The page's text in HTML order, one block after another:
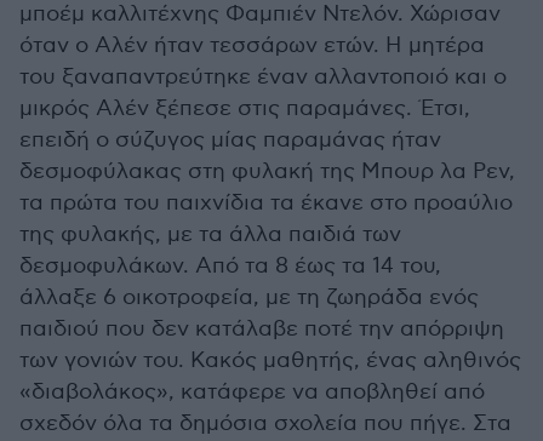
μποέμ καλλιτέχνης Φαμπιέν Ντελόν. Χώρισαν
όταν ο Αλέν ήταν τεσσάρων ετών. Η μητέρα
του ξαναπαντρεύτηκε έναν αλλαντοποιό και ο
μικρός Αλέν ξέπεσε στις παραμάνες. Έτσι,
επειδή ο σύζυγος μίας παραμάνας ήταν
δεσμοφύλακας στη φυλακή της Μπουρ λα Ρεν,
τα πρώτα του παιχνίδια τα έκανε στο προαύλιο
της φυλακής, με τα άλλα παιδιά των
δεσμοφυλάκων. Από τα 8 έως τα 14 του,
άλλαξε 6 οικοτροφεία, με τη ζωηράδα ενός
παιδιού που δεν κατάλαβε ποτέ την απόρριψη
των γονιών του. Κακός μαθητής, ένας αληθινός
«διαβολάκος», κατάφερε να αποβληθεί από
σχεδόν όλα τα δημόσια σχολεία που πήγε. Στα